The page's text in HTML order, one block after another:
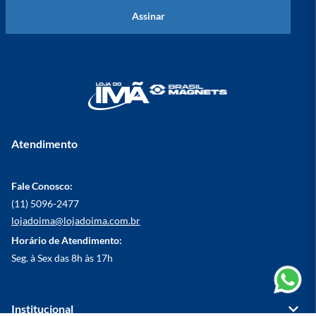
Assinar
Atendimento
Fale Conosco:
(11) 5096-2477
lojadoima@lojadoima.com.br
Horário de Atendimento:
Seg. à Sex das 8h às 17h
Institucional